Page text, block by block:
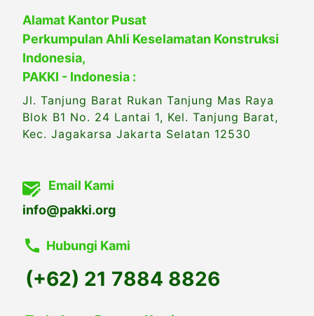
Alamat Kantor Pusat
Perkumpulan Ahli Keselamatan Konstruksi
Indonesia,
PAKKI - Indonesia :
Jl. Tanjung Barat Rukan Tanjung Mas Raya
Blok B1 No. 24 Lantai 1, Kel. Tanjung Barat,
Kec. Jagakarsa Jakarta Selatan 12530
Email Kami
info@pakki.org
Hubungi Kami
(+62) 21 7884 8826